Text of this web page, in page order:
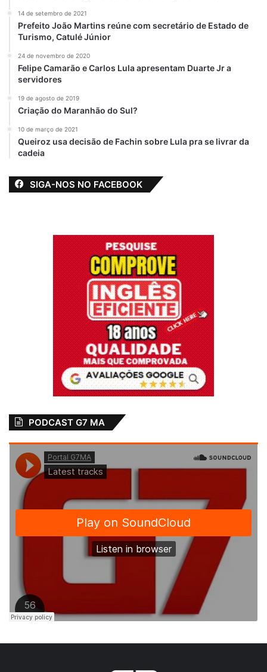
14 de setembro de 2021
Prefeito João Martins reúne com secretário de Estado de
Turismo, Catulé Júnior
24 de novembro de 2020
Felipe Camarão e Carlos Lula apresentam Duarte Jr a
servidores
19 de agosto de 2019
Criação do Maranhão do Sul?
10 de março de 2021
Queiroz usa decisão de Fachin sobre Lula pra se livrar da
cadeia
SIGA-NOS NO FACEBOOK
PODCAST G7 MA